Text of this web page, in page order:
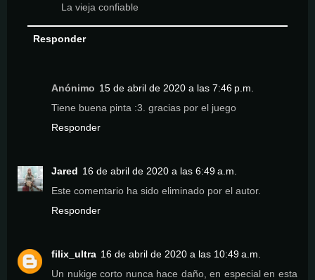
La vieja confiable
Responder
Anónimo 15 de abril de 2020 a las 7:46 p.m.
Tiene buena pinta :3. gracias por el juego
Responder
Jared 16 de abril de 2020 a las 6:49 a.m.
Este comentario ha sido eliminado por el autor.
Responder
filix_ultra 16 de abril de 2020 a las 10:49 a.m.
Un nukige corto nunca hace daño, en especial en esta